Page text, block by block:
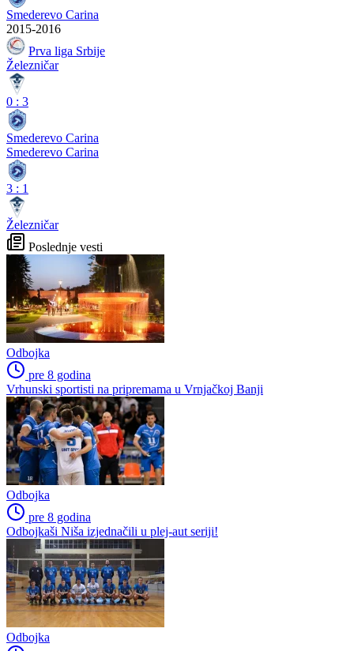
Smederevo Carina
2015-2016
Prva liga Srbije
Železničar
0 : 3
Smederevo Carina
Smederevo Carina
3 : 1
Železničar
Poslednje vesti
Odbojka
pre 8 godina
Vrhunski sportisti na pripremama u Vrnjačkoj Banji
Odbojka
pre 8 godina
Odbojkaši Niša izjednačili u plej-aut seriji!
Odbojka